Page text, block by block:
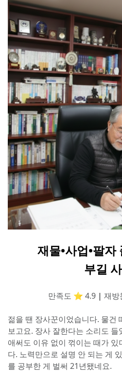
재물•사업•팔자
부길
만족도 ⭐️ 4.9 | 재방
젊을 땐 장사꾼이었습니다. 물건
보고요. 장사 잘한다는 소리도
애써도 이유 없이 꺾이는 때가
다. 노력만으로 설명 안 되는 게
를 공부한 게 벌써 21년됐네요.